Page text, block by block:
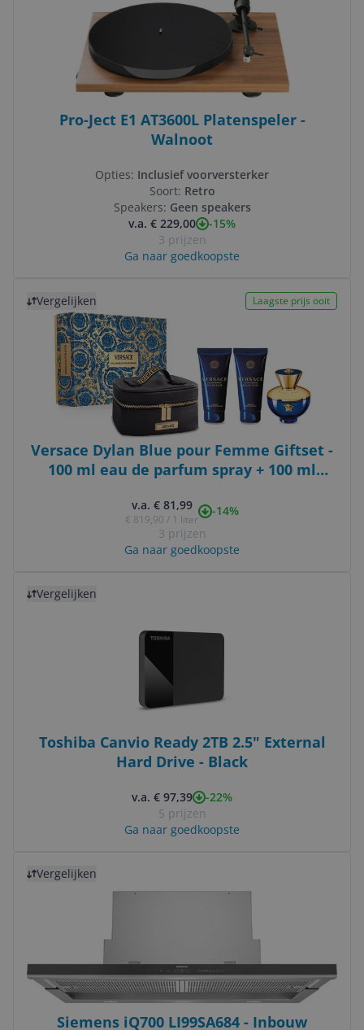
Pro-Ject E1 AT3600L Platenspeler -
Walnoot
Opties: Inclusief voorversterker
Soort: Retro
Speakers: Geen speakers
v.a. € 229,00
-15%
3 prijzen
Ga naar goedkoopste
Vergelijken Laagste prijs ooit
Versace Dylan Blue pour Femme Giftset -
100 ml eau de parfum spray + 100 ml
- cadeauset voor dames
v.a. € 81,99
€ 819,90 / 1 liter
-14%
3 prijzen
Ga naar goedkoopste
Vergelijken
Toshiba Canvio Ready 2TB 2.5" External
Hard Drive - Black
v.a. € 97,39
-22%
5 prijzen
Ga naar goedkoopste
Vergelijken
Siemens iQ700 LI99SA684 - Inbouw